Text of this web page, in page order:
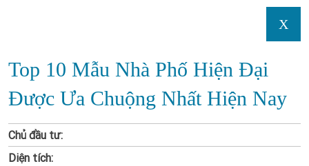
X
Top 10 Mẫu Nhà Phố Hiện Đại
Được Ưa Chuộng Nhất Hiện Nay
Chủ đầu tư:
Diện tích: